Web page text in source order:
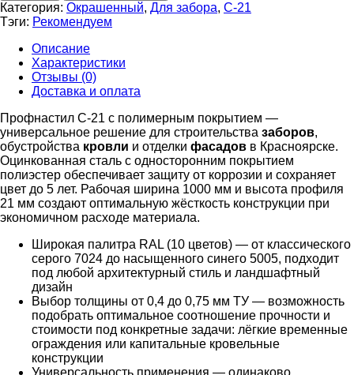
Категория: Окрашенный, Для забора, С-21
Тэги: Рекомендуем
Описание
Характеристики
Отзывы (0)
Доставка и оплата
Профнастил С-21 с полимерным покрытием —
универсальное решение для строительства заборов,
обустройства кровли и отделки фасадов в Красноярске.
Оцинкованная сталь с односторонним покрытием
полиэстер обеспечивает защиту от коррозии и сохраняет
цвет до 5 лет. Рабочая ширина 1000 мм и высота профиля
21 мм создают оптимальную жёсткость конструкции при
экономичном расходе материала.
Широкая палитра RAL (10 цветов) — от классического
серого 7024 до насыщенного синего 5005, подходит
под любой архитектурный стиль и ландшафтный
дизайн
Выбор толщины от 0,4 до 0,75 мм ТУ — возможность
подобрать оптимальное соотношение прочности и
стоимости под конкретные задачи: лёгкие временные
ограждения или капитальные кровельные
конструкции